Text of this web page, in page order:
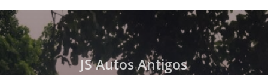
JS Autos Antigos